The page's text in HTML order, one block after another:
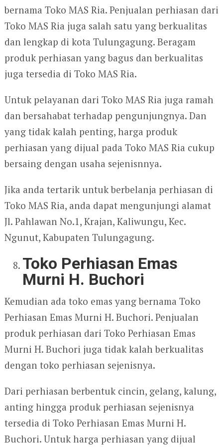
bernama Toko MAS Ria. Penjualan perhiasan dari
Toko MAS Ria juga salah satu yang berkualitas
dan lengkap di kota Tulungagung. Beragam
produk perhiasan yang bagus dan berkualitas
juga tersedia di Toko MAS Ria.
Untuk pelayanan dari Toko MAS Ria juga ramah
dan bersahabat terhadap pengunjungnya. Dan
yang tidak kalah penting, harga produk
perhiasan yang dijual pada Toko MAS Ria cukup
bersaing dengan usaha sejenisnnya.
Jika anda tertarik untuk berbelanja perhiasan di
Toko MAS Ria, anda dapat mengunjungi alamat
Jl. Pahlawan No.1, Krajan, Kaliwungu, Kec.
Ngunut, Kabupaten Tulungagung.
Toko Perhiasan Emas
Murni H. Buchori
Kemudian ada toko emas yang bernama Toko
Perhiasan Emas Murni H. Buchori. Penjualan
produk perhiasan dari Toko Perhiasan Emas
Murni H. Buchori juga tidak kalah berkualitas
dengan toko perhiasan sejenisnya.
Dari perhiasan berbentuk cincin, gelang, kalung,
anting hingga produk perhiasan sejenisnya
tersedia di Toko Perhiasan Emas Murni H.
Buchori. Untuk harga perhiasan yang dijual